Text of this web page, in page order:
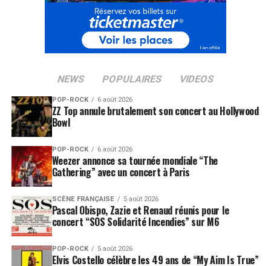
NEWS POPULAIRES VIDEOS
POP-ROCK 6 août 2026
ZZ Top annule brutalement son concert au Hollywood
Bowl
POP-ROCK 6 août 2026
Weezer annonce sa tournée mondiale “The
Gathering” avec un concert à Paris
SCÈNE FRANÇAISE 5 août 2026
Pascal Obispo, Zazie et Renaud réunis pour le
concert “SOS Solidarité Incendies” sur M6
POP-ROCK 5 août 2026
Elvis Costello célèbre les 49 ans de “My Aim Is True”